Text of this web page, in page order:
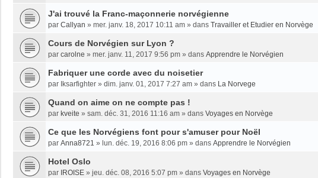
J'ai trouvé la Franc-maçonnerie norvégienne
par Callyan » mer. janv. 18, 2017 10:11 am » dans Travailler et Etudier en Norvège
Cours de Norvégien sur Lyon ?
par carolne » mer. janv. 11, 2017 9:56 pm » dans Apprendre le Norvégien
Fabriquer une corde avec du noisetier
par Iksarfighter » dim. janv. 01, 2017 7:27 am » dans La Norvege
Quand on aime on ne compte pas !
par kveite » sam. déc. 31, 2016 11:16 am » dans Voyages en Norvège
Ce que les Norvégiens font pour s'amuser pour Noël
par Anna8721 » lun. déc. 19, 2016 8:06 pm » dans Apprendre le Norvégien
Hotel Oslo
par IROISE » jeu. déc. 08, 2016 5:07 pm » dans Voyages en Norvège